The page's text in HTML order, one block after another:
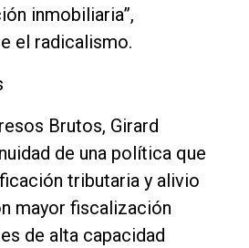
inmobiliaria”,
el radicalismo.
Brutos, Girard
de una política que
tributaria y alivio
mayor fiscalización
de alta capacidad